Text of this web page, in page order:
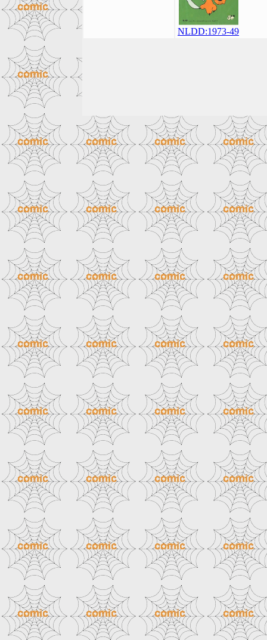
NLDD:1973-49